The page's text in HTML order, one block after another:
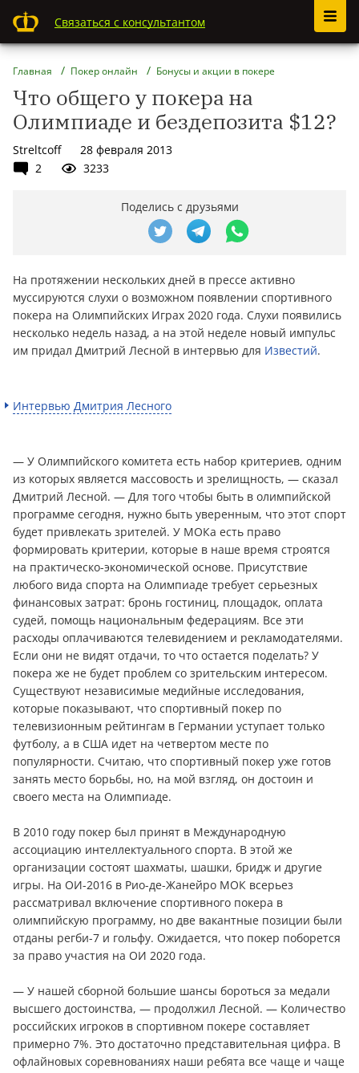
Связаться с консультантом
Главная Покер онлайн Бонусы и акции в покере
Что общего у покера на
Олимпиаде и бездепозита $12?
Streltcoff
28 февраля 2013
2
3233
Поделись с друзьями
На протяжении нескольких дней в прессе активно
муссируются слухи о возможном появлении спортивного
покера на Олимпийских Играх 2020 года. Слухи появились
несколько недель назад, а на этой неделе новый импульс
им придал Дмитрий Лесной в интервью для Известий.
Интервью Дмитрия Лесного
— У Олимпийского комитета есть набор критериев, одним
из которых является массовость и зрелищность, — сказал
Дмитрий Лесной. — Для того чтобы быть в олимпийской
программе сегодня, нужно быть уверенным, что этот спорт
будет привлекать зрителей. У МОКа есть право
формировать критерии, которые в наше время строятся
на практическо-экономической основе. Присутствие
любого вида спорта на Олимпиаде требует серьезных
финансовых затрат: бронь гостиниц, площадок, оплата
судей, помощь национальным федерациям. Все эти
расходы оплачиваются телевидением и рекламодателями.
Если они не видят отдачи, то что остается поделать? У
покера же не будет проблем со зрительским интересом.
Существуют независимые медийные исследования,
которые показывают, что спортивный покер по
телевизионным рейтингам в Германии уступает только
футболу, а в США идет на четвертом месте по
популярности. Считаю, что спортивный покер уже готов
занять место борьбы, но, на мой взгляд, он достоин и
своего места на Олимпиаде.
В 2010 году покер был принят в Международную
ассоциацию интеллектуального спорта. В этой же
организации состоят шахматы, шашки, бридж и другие
игры. На ОИ-2016 в Рио-де-Жанейро МОК всерьез
рассматривал включение спортивного покера в
олимпийскую программу, но две вакантные позиции были
отданы регби-7 и гольфу. Ожидается, что покер поборется
за право участия на ОИ 2020 года.
— У нашей сборной большие шансы бороться за медали
высшего достоинства, — продолжил Лесной. — Количество
российских игроков в спортивном покере составляет
примерно 7%. Это достаточно представительная цифра. В
офлайновых соревнованиях наши ребята все чаще и чаще